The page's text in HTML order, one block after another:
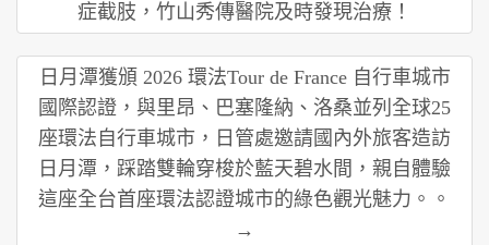
症截肢，竹山秀傳醫院及時發現治療！
日月潭獲頒 2026 環法Tour de France 自行車城市
國際認證，與里昂、巴塞隆納、洛桑並列全球25
座環法自行車城市，日管處邀請國內外旅客造訪
日月潭，踩踏雙輪穿梭於藍天碧水間，親自體驗
這座全台首座環法認證城市的綠色觀光魅力。。
→